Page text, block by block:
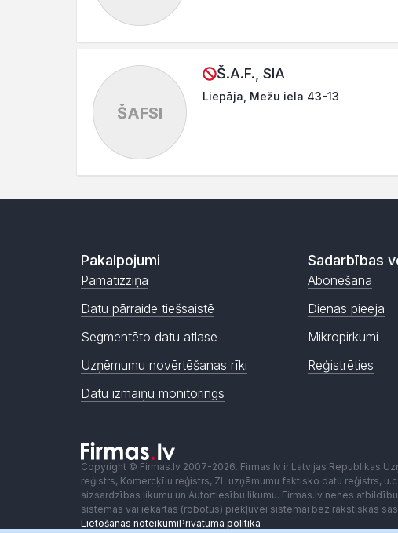
ŠAFSI
Š.A.F., SIA
Liepāja, Mežu iela 43-13
Pakalpojumi
Pamatizziņa
Datu pārraide tiešsaistē
Segmentēto datu atlase
Uzņēmumu novērtēšanas rīki
Datu izmaiņu monitorings
Sadarbības
Abonēšana
Dienas pieeja
Mikropirkumi
Reģistrēties
Copyright © Firmas.lv 2007-2026. Firmas.lv ir Latvijas Republikas
reģistrs, Komercķīlu reģistrs, ZL uzņēmumu faktisko datu reģistrs,
aizsardzības likumu un Autortiesību likumu. Firmas.lv nenes
sistēmas vai iekārtas (robotus) piekļuvei sistēmai bez rakstiskas
Lietošanas noteikumiPrivātuma politika